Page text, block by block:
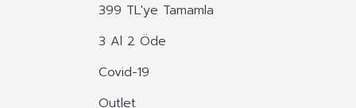
böyle özelliklere atıfta bulunan ifadeler yer alamaz.
eden veya vurgulayan ifadeler yer alamaz.
399 TL'ye Tamamla
3 Al 2 Öde
Covid-19
Outlet